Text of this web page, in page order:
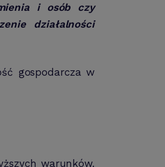
i osób czy
działalności
gospodarcza w
warunków.